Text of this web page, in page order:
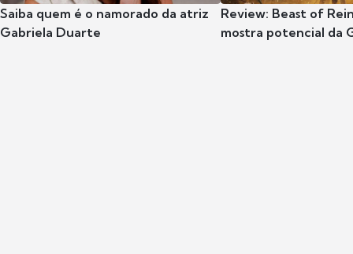
Saiba quem é o namorado da atriz
Gabriela Duarte
Review: Beast of
mostra potencial da